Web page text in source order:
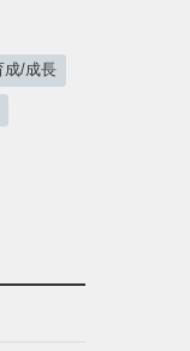
成/成長